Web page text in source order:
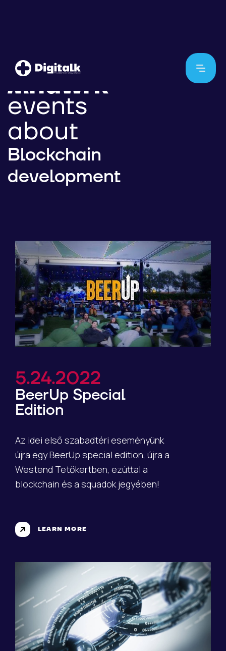
events
about
Blockchain
development
5.24.2022
BeerUp Special
Edition
Az idei első szabadtéri eseményünk
újra egy BeerUp special edition, újra a
Westend Tetőkertben, ezúttal a
blockchain és a squadok jegyében!
LEARN MORE